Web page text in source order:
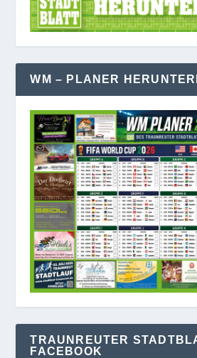
WM – PLANER
TRAUNREUTER
FACEBOOK